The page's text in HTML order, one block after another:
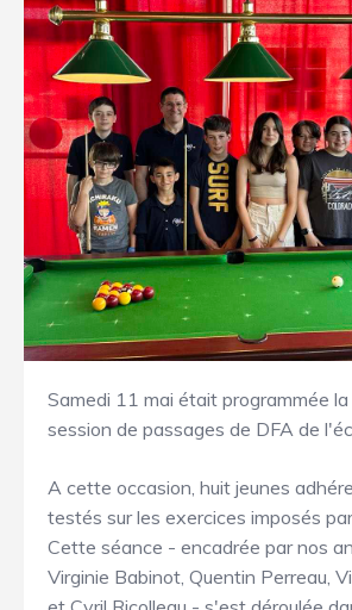
Samedi 11 mai était programmée la
session de passages de DFA de
A cette occasion, huit jeunes
testés sur les exercices imposés
Cette séance - encadrée par nos
Virginie Babinot, Quentin Perreau,